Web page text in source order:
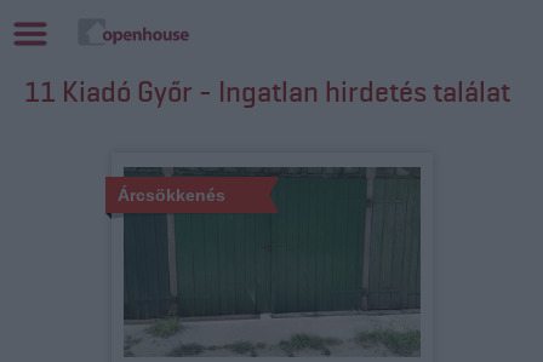
11 Kiadó Győr - Ingatlan hirdetés találat
Árcsökkenés